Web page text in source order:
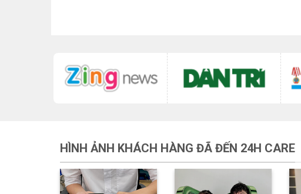
HÌNH ẢNH KHÁCH HÀNG ĐÃ ĐẾN 24H CARE